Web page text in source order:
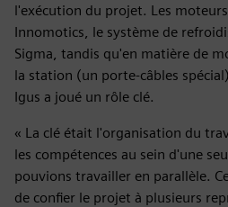
l'exécution du projet. Les
Innomotics, le système de
Sigma, tandis qu'en matière de
la station (un porte-câbles
Igus a joué un rôle clé.
« La clé était l'organisation du
les compétences au sein d'une
pouvions travailler en parallèle.
de confier le projet à plusieurs